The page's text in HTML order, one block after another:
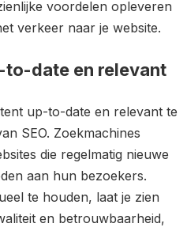
voordelen opleveren
verkeer naar je website.
to-date en relevant
up-to-date en relevant te
SEO. Zoekmachines
die regelmatig nieuwe
aan hun bezoekers.
te houden, laat je zien
en betrouwbaarheid,